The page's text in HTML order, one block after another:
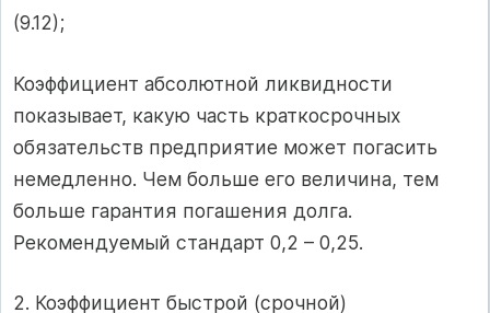
(9.12);
Коэффициент абсолютной ликвидности
показывает, какую часть краткосрочных
обязательств предприятие может погасить
немедленно. Чем больше его величина, тем
больше гарантия погашения долга.
Рекомендуемый стандарт 0,2 – 0,25.
2. Коэффициент быстрой (срочной)